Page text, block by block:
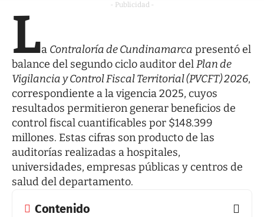
- Publicidad -
La Contraloría de Cundinamarca presentó el
balance del segundo ciclo auditor delPlan de
Vigilancia y Control Fiscal Territorial (PVCFT) 2026,
correspondiente a la vigencia 2025, cuyos
resultados permitieron generar beneficios de
control fiscal cuantificables por $148.399
millones. Estas cifras son producto de las
auditorías realizadas a hospitales,
universidades, empresas públicas y centros de
salud del departamento.
Contenido